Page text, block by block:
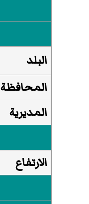
البلد
المحافظة
المديرية
الارتفاع